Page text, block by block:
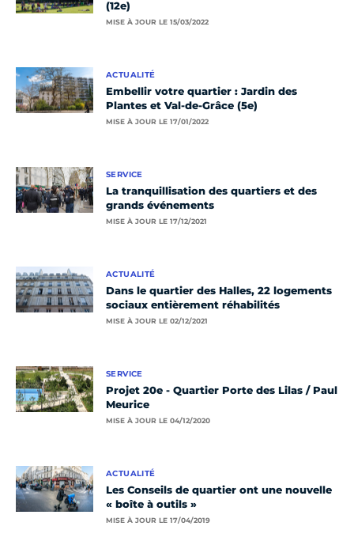
(12e)
MISE À JOUR LE 15/03/2022
ACTUALITÉ
Embellir votre quartier : Jardin des
Plantes et Val-de-Grâce (5e)
MISE À JOUR LE 17/01/2022
SERVICE
La tranquillisation des quartiers et des
grands événements
MISE À JOUR LE 17/12/2021
ACTUALITÉ
Dans le quartier des Halles, 22 logements
sociaux entièrement réhabilités
MISE À JOUR LE 02/12/2021
SERVICE
Projet 20e - Quartier Porte des Lilas / Paul
Meurice
MISE À JOUR LE 04/12/2020
ACTUALITÉ
Les Conseils de quartier ont une nouvelle
« boîte à outils »
MISE À JOUR LE 17/04/2019